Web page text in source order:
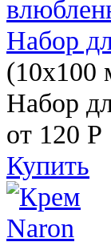
Набор
(10х100
Набор
от 120 Р
Купить